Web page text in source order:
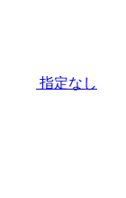
指定なし